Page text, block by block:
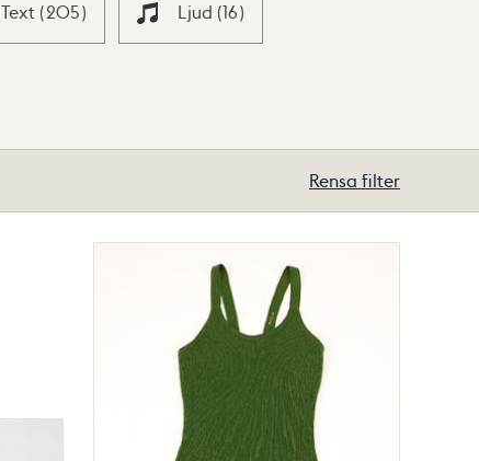
Text (205) Ljud (16)
Rensa filter